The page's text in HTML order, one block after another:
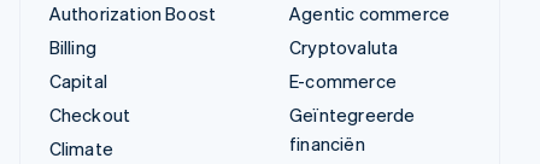
Authorization Boost
Billing
Capital
Checkout
Climate
Agentic commerce
Cryptovaluta
E-commerce
Geïntegreerde
financiën